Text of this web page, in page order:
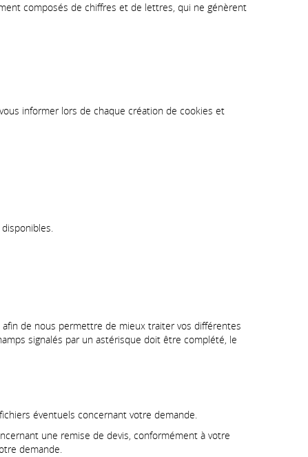
composés de chiffres et de lettres, qui ne génèrent
informer lors de chaque création de cookies et
de nous permettre de mieux traiter vos différentes
signalés par un astérisque doit être complété, le
éventuels concernant votre demande.
une remise de devis, conformément à votre
demande.